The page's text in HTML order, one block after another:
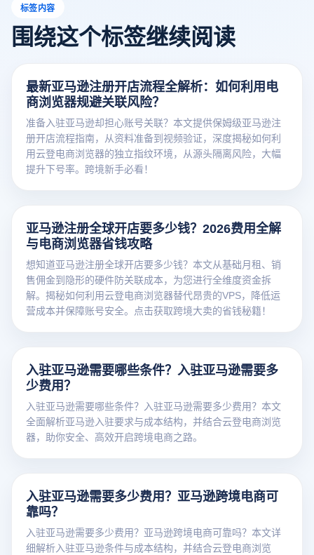
标签内容
围绕这个标签继续阅读
最新亚马逊注册开店流程全解析：如何利用电
商浏览器规避关联风险？
准备入驻亚马逊却担心账号关联？本文提供保姆级亚马逊注
册开店流程指南，从资料准备到视频验证，深度揭秘如何利
用云登电商浏览器的独立指纹环境，从源头隔离风险，大幅
提升下号率。跨境新手必看！
亚马逊注册全球开店要多少钱？2026费用全解
与电商浏览器省钱攻略
想知道亚马逊注册全球开店要多少钱？本文从基础月租、销
售佣金到隐形的硬件防关联成本，为您进行全维度资金拆
解。揭秘如何利用云登电商浏览器替代昂贵的VPS，降低运
营成本并保障账号安全。点击获取跨境大卖的省钱秘籍！
入驻亚马逊需要哪些条件？入驻亚马逊需要多
少费用？
入驻亚马逊需要哪些条件？入驻亚马逊需要多少费用？本文
全面解析亚马逊入驻要求与成本结构，并结合云登电商浏览
器，助你安全、高效开启跨境电商之路。
入驻亚马逊需要多少费用？亚马逊跨境电商可
靠吗？
入驻亚马逊需要多少费用？亚马逊跨境电商可靠吗？本文详
细解析入驻亚马逊条件与成本结构，并结合云登电商浏览